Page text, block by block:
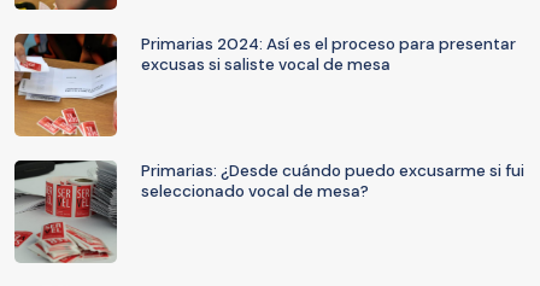
Primarias 2024: Así es el proceso para presentar
excusas si saliste vocal de mesa
Primarias: ¿Desde cuándo puedo excusarme si fui
seleccionado vocal de mesa?